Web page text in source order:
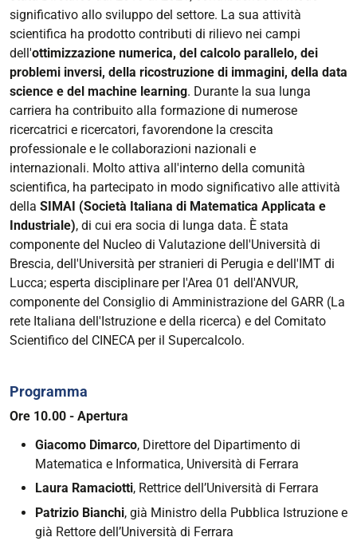
Valeria
Ruggiero,
Ordinaria
di
Analisi
Numerica
del
Dipartimento
di
Matematica
e
Informatica
dell'Università
di
Ferrara,
Prorettrice
Vicaria
durante
il
del
Patrizio
Bianchi
significativo allo sviluppo del settore. La sua attività
scientifica ha prodotto contributi di rilievo nei campi
dell'ottimizzazione numerica, del calcolo parallelo, dei
problemi inversi, della ricostruzione di immagini, della data
science e del machine learning. Durante la sua lunga
carriera ha contribuito alla formazione di numerose
ricercatrici e ricercatori, favorendone la crescita
professionale e le collaborazioni nazionali e
internazionali. Molto attiva all'interno della comunità
scientifica, ha partecipato in modo significativo alle attività
della SIMAI (Società Italiana di Matematica Applicata e
Industriale), di cui era socia di lunga data. È stata
componente del Nucleo di Valutazione dell'Università di
Brescia, dell'Università per stranieri di Perugia e dell'IMT di
Lucca; esperta disciplinare per l'Area 01 dell'ANVUR,
componente del Consiglio di Amministrazione del GARR (La
rete Italiana dell'Istruzione e della ricerca) e del Comitato
Scientifico del CINECA per il Supercalcolo.
Programma
Ore 10.00 - Apertura
Giacomo Dimarco, Direttore del Dipartimento di
Matematica e Informatica, Università di Ferrara
Laura Ramaciotti, Rettrice dell’Università di Ferrara
Patrizio Bianchi, già Ministro della Pubblica Istruzione e
già Rettore dell’Università di Ferrara